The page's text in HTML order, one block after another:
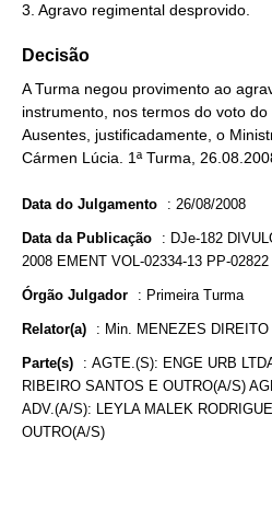
3. Agravo regimental desprovido.
Decisão
A Turma negou provimento ao
instrumento, nos termos do voto do
Ausentes, justificadamente, o
Cármen Lúcia. 1ª Turma,
Data do Julgamento : 26/08/2008
Data da Publicação : DJe-182
2008 EMENT VOL-02334-13 PP-02822
Órgão Julgador : Primeira Turma
Relator(a) : Min. MENEZES DIREITO
Parte(s) : AGTE.(S): ENGE URB
RIBEIRO SANTOS E OUTRO(A/S)
ADV.(A/S): LEYLA MALEK
OUTRO(A/S)